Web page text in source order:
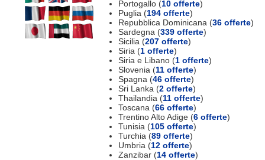
Portogallo (10 offerte)
Puglia (194 offerte)
Repubblica Dominicana (36 offerte)
Sardegna (339 offerte)
Sicilia (207 offerte)
Siria (1 offerte)
Siria e Libano (1 offerte)
Slovenia (11 offerte)
Spagna (46 offerte)
Sri Lanka (2 offerte)
Thailandia (11 offerte)
Toscana (66 offerte)
Trentino Alto Adige (6 offerte)
Tunisia (105 offerte)
Turchia (89 offerte)
Umbria (12 offerte)
Zanzibar (14 offerte)